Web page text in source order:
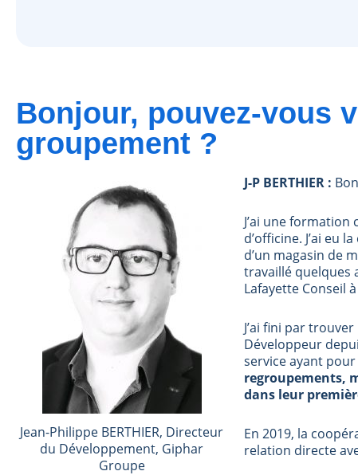
Bonjour, pouvez-vous
groupement ?
Jean-Philippe BERTHIER, Directeur
du Développement, Giphar
Groupe
J-P BERTHIER :
J’ai une
d’officine. J’ai eu
d’un magasin de
travaillé quelques
Lafayette Conseil
J’ai fini par
Développeur
service ayant
regroupements,
dans leur
En 2019, la
relation directe